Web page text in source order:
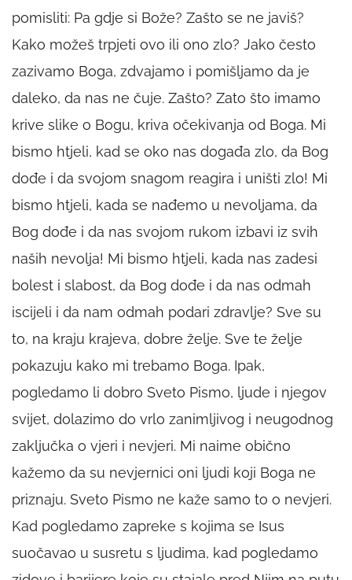
pomisliti: Pa gdje si Bože? Zašto se ne javiš?
Kako možeš trpjeti ovo ili ono zlo? Jako često
zazivamo Boga, zdvajamo i pomišljamo da je
daleko, da nas ne čuje. Zašto? Zato što imamo
krive slike o Bogu, kriva očekivanja od Boga. Mi
bismo htjeli, kad se oko nas događa zlo, da Bog
dođe i da svojom snagom reagira i uništi zlo! Mi
bismo htjeli, kada se nađemo u nevoljama, da
Bog dođe i da nas svojom rukom izbavi iz svih
naših nevolja! Mi bismo htjeli, kada nas zadesi
bolest i slabost, da Bog dođe i da nas odmah
iscijeli i da nam odmah podari zdravlje? Sve su
to, na kraju krajeva, dobre želje. Sve te želje
pokazuju kako mi trebamo Boga. Ipak,
pogledamo li dobro Sveto Pismo, ljude i njegov
svijet, dolazimo do vrlo zanimljivog i neugodnog
zaključka o vjeri i nevjeri. Mi naime obično
kažemo da su nevjernici oni ljudi koji Boga ne
priznaju. Sveto Pismo ne kaže samo to o nevjeri.
Kad pogledamo zapreke s kojima se Isus
suočavao u susretu s ljudima, kad pogledamo